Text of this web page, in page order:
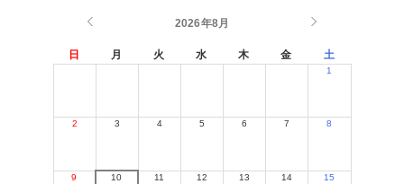
2026年8月
日 月 火 水 木 金 土
1
2 3 4 5 6 7 8
9 10 11 12 13 14 15